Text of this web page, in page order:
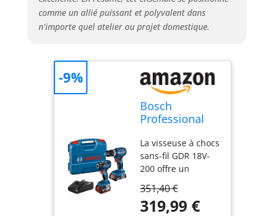
comme un allié puissant et polyvalent dans
n’importe quel atelier ou projet domestique.
Bosch
Professional
combi-kit :
Visseuse à
chocs GDR
18V-200 +
perceuse-
visseuse à
La visseuse à chocs
sans-fil GDR 18V-
200 offre un
puissance/taille et
un porte-embout
351,40 €
319,99 €
-9%